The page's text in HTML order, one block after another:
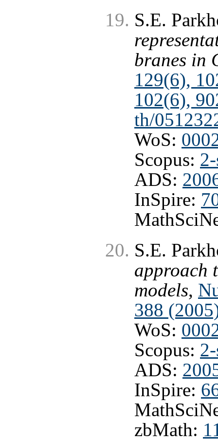
S.E.
branes in
129(6),
102(6),
th/
WoS:
Scopus:
ADS:
InSpire:
S.E.
approach
models,
388
WoS:
Scopus:
ADS:
InSpire:
zbMath: